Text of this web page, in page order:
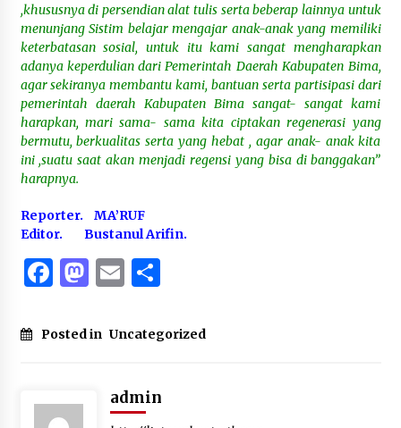
,khususnya di persendian alat tulis serta beberap lainnya untuk
menunjang Sistim belajar mengajar anak-anak yang memiliki
keterbatasan sosial, untuk itu kami sangat mengharapkan
adanya keperdulian dari Pemerintah Daerah Kabupaten Bima,
agar sekiranya membantu kami, bantuan serta partisipasi dari
pemerintah daerah Kabupaten Bima sangat- sangat kami
harapkan, mari sama- sama kita ciptakan regenerasi yang
bermutu, berkualitas serta yang hebat , agar anak- anak kita
ini ,suatu saat akan menjadi regensi yang bisa di banggakan”
harapnya.
Reporter. MA’RUF
Editor. Bustanul Arifin.
Facebook
Mastodon
EmailShare
Posted in Uncategorized
admin